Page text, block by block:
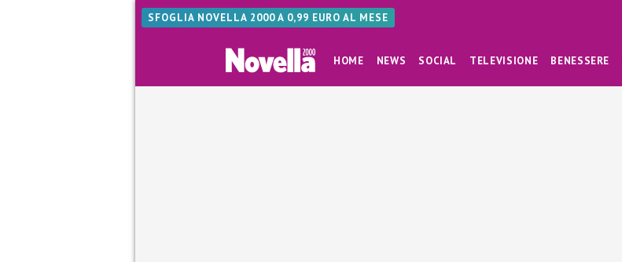
SFOGLIA NOVELLA 2000 A 0,99 EURO AL MESE
HOME NEWS SOCIAL TELEVISIONE BENESSERE